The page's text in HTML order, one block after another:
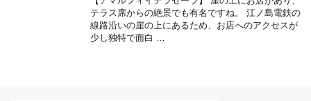
テラス席からの絶景でも有名ですね。 江ノ島電鉄の
線路沿いの崖の上にあるため、お店へのアクセスが
少し独特で面白 …